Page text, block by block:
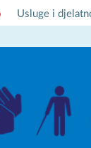
Usluge i